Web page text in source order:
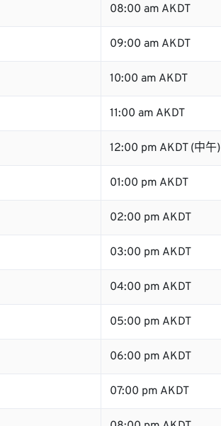
08:00 am AKDT
09:00 am AKDT
10:00 am AKDT
11:00 am AKDT
12:00 pm AKDT (中午)
01:00 pm AKDT
02:00 pm AKDT
03:00 pm AKDT
04:00 pm AKDT
05:00 pm AKDT
06:00 pm AKDT
07:00 pm AKDT